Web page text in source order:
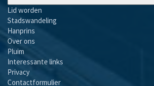
Lid worden
Stadswandeling
Hanprins
Over ons
Pluim
Interessante links
Privacy
Contactformulier